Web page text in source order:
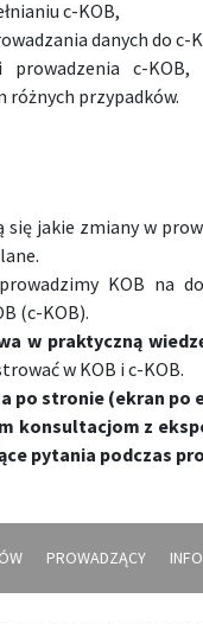
c-KOB,
danych do c-
i prowadzenia c-
przypadków.
się jakie zmiany w
KOB na
(c-KOB).
w praktyczną
w KOB i c-KOB.
po stronie (ekran po
konsultacjom z
pytania podczas
PROWADZĄCY